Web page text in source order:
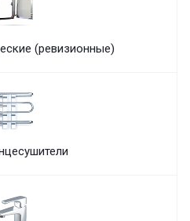
(ревизионные)